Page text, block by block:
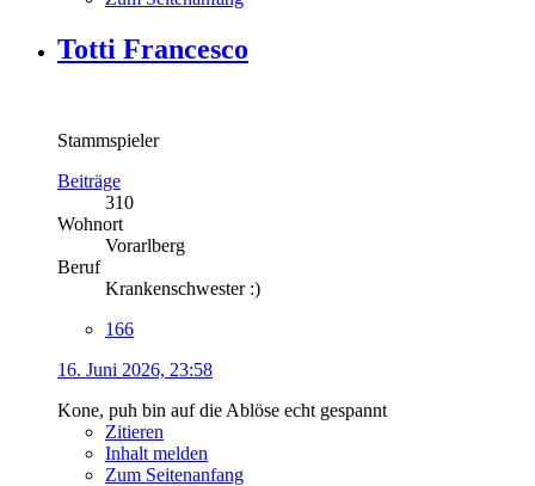
Totti Francesco
Stammspieler
Beiträge
310
Wohnort
Vorarlberg
Beruf
Krankenschwester :)
166
16. Juni 2026, 23:58
Kone, puh bin auf die Ablöse echt gespannt
Zitieren
Inhalt melden
Zum Seitenanfang